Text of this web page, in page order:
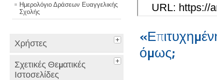
Ημερολόγιο Δράσεων Ευαγγελικής
Σχολής
Χρήστες
Σχετικές Θεματικές
Ιστοσελίδες
όμως;